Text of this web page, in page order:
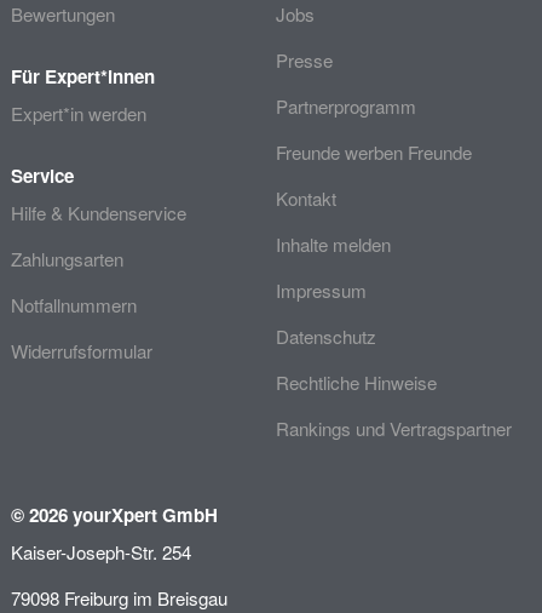
Bewertungen
Für Expert*innen
Expert*in werden
Service
Hilfe & Kundenservice
Zahlungsarten
Notfallnummern
Widerrufsformular
Jobs
Presse
Partnerprogramm
Freunde werben Freunde
Kontakt
Inhalte melden
Impressum
Datenschutz
Rechtliche Hinweise
Rankings und Vertragspartner
© 2026 yourXpert GmbH
Kaiser-Joseph-Str. 254
79098 Freiburg im Breisgau